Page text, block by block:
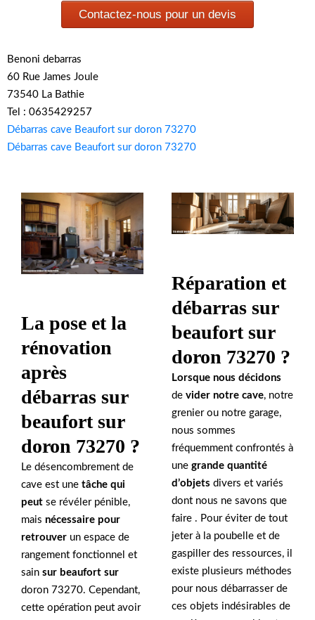
Contactez-nous pour un devis
Benoni debarras
60 Rue James Joule
73540 La Bathie
Tel : 0635429257
Débarras cave Beaufort sur doron 73270
Débarras cave Beaufort sur doron 73270
La pose et la
rénovation
après
débarras sur
beaufort sur
doron 73270 ?
Le désencombrement de
cave est une tâche qui
peut se révéler pénible,
mais nécessaire pour
retrouver un espace de
rangement fonctionnel et
sain sur beaufort sur
doron 73270. Cependant,
cette opération peut avoir
Réparation et
débarras sur
beaufort sur
doron 73270 ?
Lorsque nous décidons
de vider notre cave, notre
grenier ou notre garage,
nous sommes
fréquemment confrontés à
une grande quantité
d’objets divers et variés
dont nous ne savons que
faire . Pour éviter de tout
jeter à la poubelle et de
gaspiller des ressources, il
existe plusieurs méthodes
pour nous débarrasser de
ces objets indésirables de